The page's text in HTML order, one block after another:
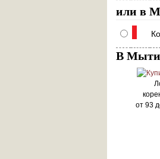
или в
В
от 93